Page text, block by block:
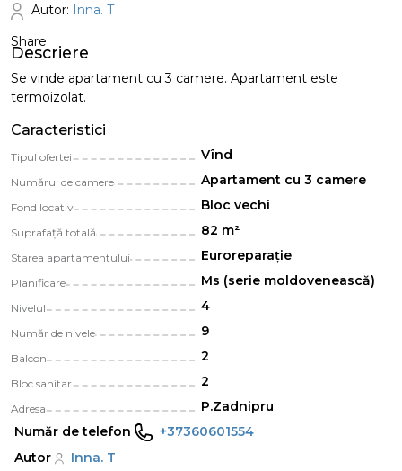
Descriere
Se vinde apartament cu 3 camere. Apartament este
termoizolat.
Caracteristici
Tipul ofertei Vînd
Numărul de camere Apartament cu 3 camere
Fond locativ Bloc vechi
Suprafață totală 82 m²
Starea apartamentului Euroreparație
Planificare Ms (serie moldovenească)
Nivelul 4
Număr de nivele 9
Balcon 2
Bloc sanitar 2
Adresa
P.Zadnipru
Număr de telefon
+37360601554
Autor
Inna. T
Autor: Inna. T
Share